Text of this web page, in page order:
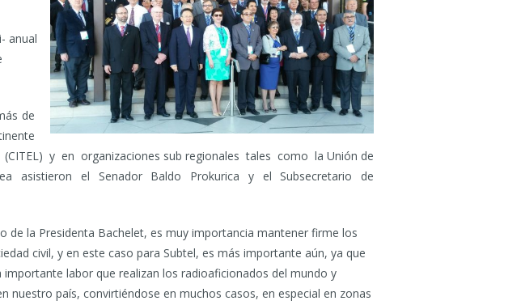
anual
de
y en organizaciones sub regionales tales como la Unión de
asistieron el Senador Baldo Prokurica y el Subsecretario de
de la Presidenta Bachelet, es muy importancia mantener firme los
civil, y en este caso para Subtel, es más importante aún, ya que
labor que realizan los radioaficionados del mundo y
nuestro país, convirtiéndose en muchos casos, en especial en zonas